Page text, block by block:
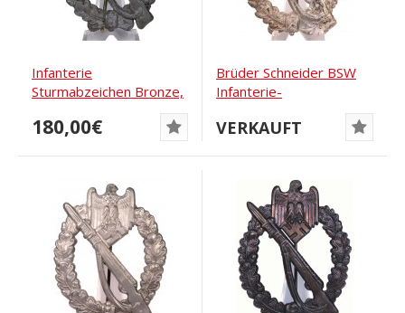
Infanterie
Sturmabzeichen Bronze,
180,00€
Brüder Schneider BSW
Infanterie-
VERKAUFT